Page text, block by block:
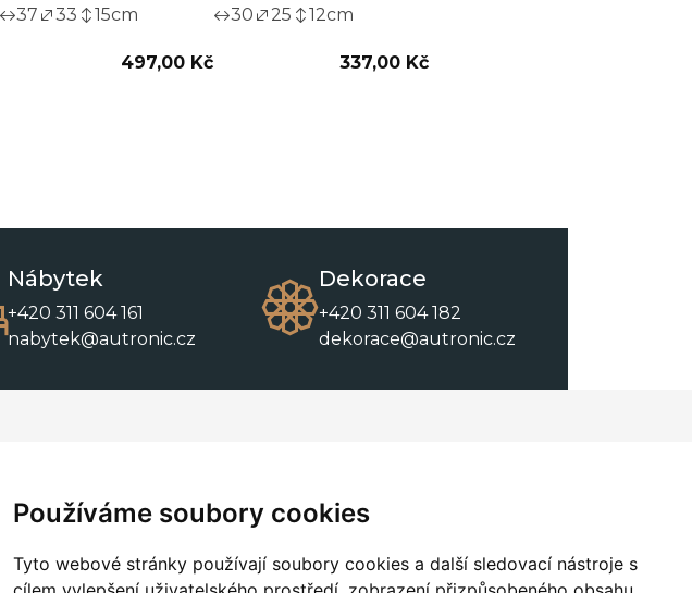
Používáme soubory cookies
Tyto webové stránky používají soubory cookies a další sledovací nástroje s
37
33 15cm
497,00 Kč
30
25 12cm
337,00 Kč
Nábytek
+420 311 604 161
nabytek@autronic.cz
Dekorace
+420 311 604 182
dekorace@autronic.cz
O nás